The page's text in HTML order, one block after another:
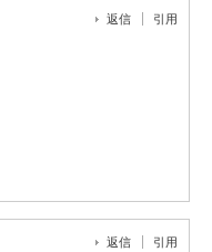
返信 引用
返信 引用